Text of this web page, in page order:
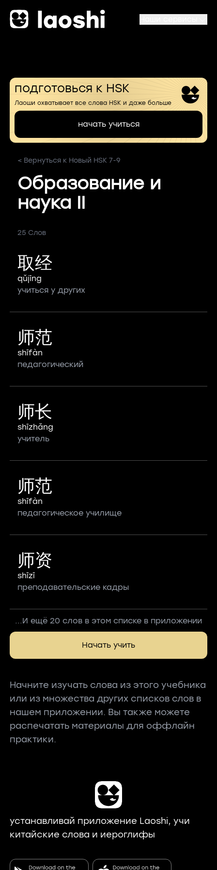
подготовься к HSK
Лаоши охватывает все слова HSK и даже больше
начать учиться
< Вернуться к Новый HSK 7-9
Образование и
наука II
25 Слов
取经
qǔjīng
учиться у других
师范
shīfàn
педагогический
师长
shīzhǎng
учитель
师范
shīfàn
педагогическое училище
师资
shīzī
преподавательские кадры
...И ещё 20 слов в этом списке в приложении
Начать учить
Начните изучать слова из этого учебника
или из множества других списков слов в
нашем приложении. Вы также можете
распечатать материалы для оффлайн
практики.
устанавливай приложение Laoshi, учи
китайские слова и иероглифы